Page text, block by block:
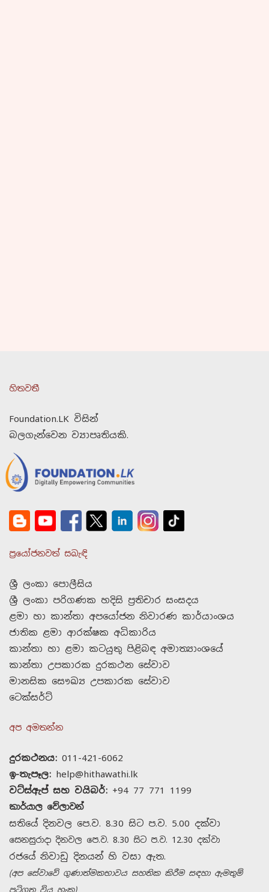
හිතවතී
Foundation.LK විසින්
බලගැන්වෙන ව්‍යාපෘතියකි.
ප්‍රයෝජනවත් සබැඳි
ශ්‍රී ලංකා පොලීසිය
ශ්‍රී ලංකා පරිගණක හදිසි ප්‍රතිචාර සංසදය
ළමා හා කාන්තා අපයෝජන නිවාරණ කාර්යාංශය
ජාතික ළමා ආරක්ෂක අධිකාරිය
කාන්තා හා ළමා කටයුතු පිළිබඳ අමාත්‍යාංශයේ
කාන්තා උපකාරක දුරකථන සේවාව
මානසික සෞඛ්‍ය උපකාරක සේවාව
ටෙක්සර්ට්
අප අමතන්න
දුරකථනය: 011-421-6062
ඉ-තැපෑල: help@hithawathi.lk
වට්ස්ඇප් සහ වයිබර්: +94 77 771 1199
කාර්යාල වේලාවන්
සතියේ දිනවල පෙ.ව. 8.30 සිට ප.ව. 5.00 දක්වා
සෙනසුරාදා දිනවල පෙ.ව. 8.30 සිට ප.ව. 12.30 දක්වා
රජයේ නිවාඩු දිනයන් හි වසා ඇත.
(අප සේවාවේ ගුණාත්මකභාවය සහතික කිරීම සඳහා ඇමතුම්
පටිගත විය හැක)